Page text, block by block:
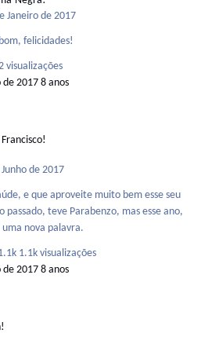
Janeiro de 2017
felicidades!
visualizações
de 20178 anos
de 2017
e que aproveite muito bem esse seu
nova palavra.
1.1k visualizações
de 20178 anos